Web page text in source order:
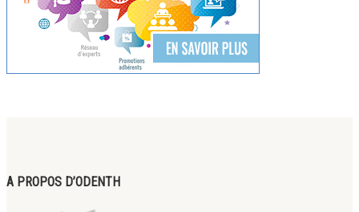
A PROPOS D’ODENTH